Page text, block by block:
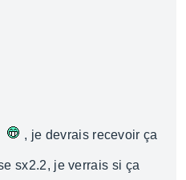
, je devrais recevoir ça
sx2.2, je verrais si ça